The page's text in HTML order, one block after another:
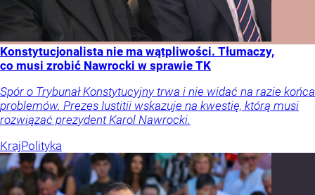
Konstytucjonalista nie ma wątpliwości. Tłumaczy,
co musi zrobić Nawrocki w sprawie TK
Spór o Trybunał Konstytucyjny trwa i nie widać na razie końca
problemów. Prezes Iustitii wskazuje na kwestię, którą musi
rozwiązać prezydent Karol Nawrocki.
KrajPolityka